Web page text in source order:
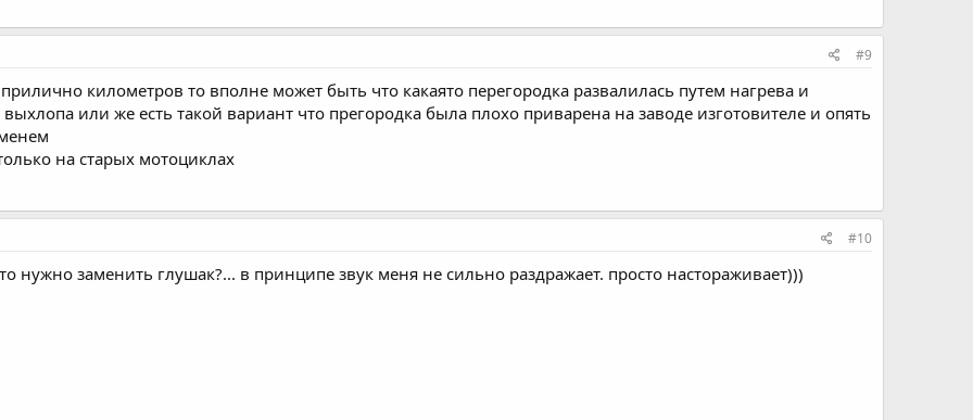
#9
километров то вполне может быть что какаято перегородка развалилась путем нагрева и
или же есть такой вариант что прегородка была плохо приварена на заводе изготовителе и опять
на старых мотоциклах
#10
нужно заменить глушак?... в принципе звук меня не сильно раздражает. просто настораживает)))